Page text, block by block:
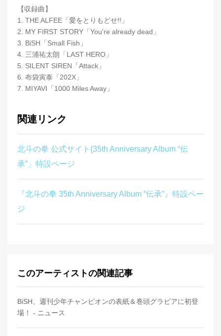
【収録曲】
1. THE ALFEE「愛をとりもどせ!!」
2. MY FIRST STORY「You're already dead」
3. BiSH「Small Fish」
4. 三浦祐太朗「LAST HERO」
5. SILENT SIREN「Attack」
6. 布袋寅泰「202X」
7. MIYAVI「1000 Miles Away」
関連リンク
北斗の拳 公式サイト{35th Anniversary Album “伝
承”」特設ページ
『北斗の拳 35th Anniversary Album “伝承”』特設ペー
ジ
このアーティストの関連記事
BiSH、週刊少年チャンピオンの表紙＆巻頭グラビアに初登
場！ - ニュース